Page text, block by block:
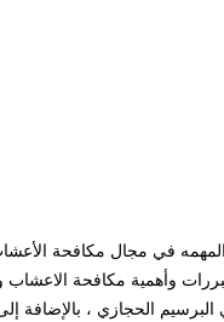
في مجال مكافحة
وأهمية مكافحة الاعشاب
الحجازي ، بالإضافة